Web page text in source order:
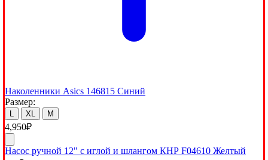
Наколенники Asics 146815 Синий
Размер:
XL M
4,950₽
Насос ручной 12" с иглой и шлангом КНР F04610 Желтый